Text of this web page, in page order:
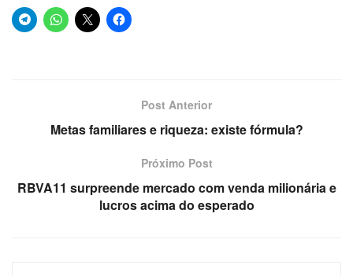
Post Anterior
Metas familiares e riqueza: existe fórmula?
Próximo Post
RBVA11 surpreende mercado com venda milionária e
lucros acima do esperado